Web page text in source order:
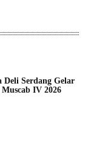
Serdang Gelar
IV 2026